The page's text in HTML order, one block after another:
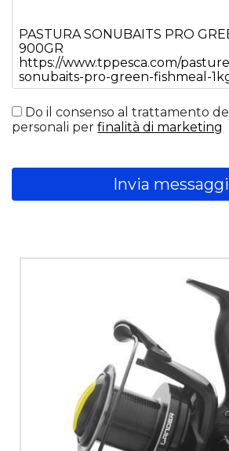
Do il consenso al trattamento
personali perfinalità di marketing
Invia